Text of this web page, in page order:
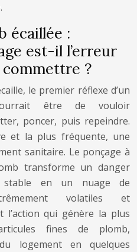
écaillée :
est-il l’erreur
commettre ?
le premier réflexe d’un
être de vouloir
poncer, puis repeindre.
et la plus fréquente, une
sanitaire. Le ponçage à
transforme un danger
stable en un nuage de
volatiles et
l’action qui génère la plus
fines de plomb,
logement en quelques